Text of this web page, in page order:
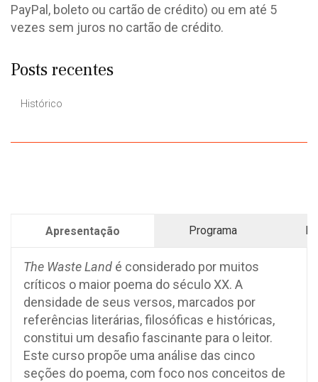
Apresentação Programa
The Waste Landé considerado por muitos
críticos o maior poema do século XX. A
densidade de seus versos, marcados por
referências literárias, filosóficas e históricas,
constitui um desafio fascinante para o leitor.
Este curso propõe uma análise das cinco
seções do poema, com foco nos conceitos de
PayPal, boleto ou cartão de crédito) ou em até 5
vezes sem juros no cartão de crédito.
Posts recentes
Histórico